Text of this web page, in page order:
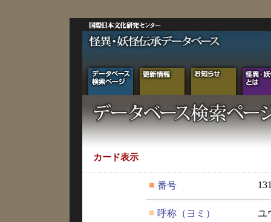
カード表示
■ 番号
■ 呼称（ヨミ）
ユ